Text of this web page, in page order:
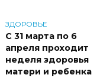
ЗДОРОВЬЕ
С 31 марта по 6
апреля проходит
неделя здоровья
матери и ребенка